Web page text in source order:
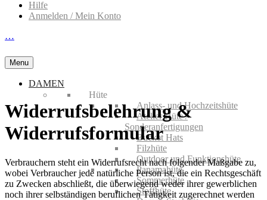
Hilfe
Anmelden / Mein Konto
…
Menu
DAMEN
Hüte
Anlass- und Hochzeitshüte
Atelier Hüte /
Sonderanfertigungen
Bucket Hats
Filzhüte
Outdoor und Funktionshüte
Panamahüte
Sommerhüte
Stoffhüte
Widerrufsbelehrung &
Widerrufsformular
Verbrauchern steht ein Widerrufsrecht nach folgender Maßgabe zu,
wobei Verbraucher jede natürliche Person ist, die ein Rechtsgeschäft
zu Zwecken abschließt, die überwiegend weder ihrer gewerblichen
noch ihrer selbständigen beruflichen Tätigkeit zugerechnet werden